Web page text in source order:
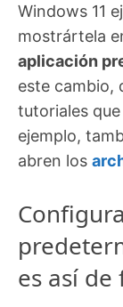
Windows 11
mostrártela
aplicación
este cambio,
tutoriales
ejemplo,
abren los
es así de